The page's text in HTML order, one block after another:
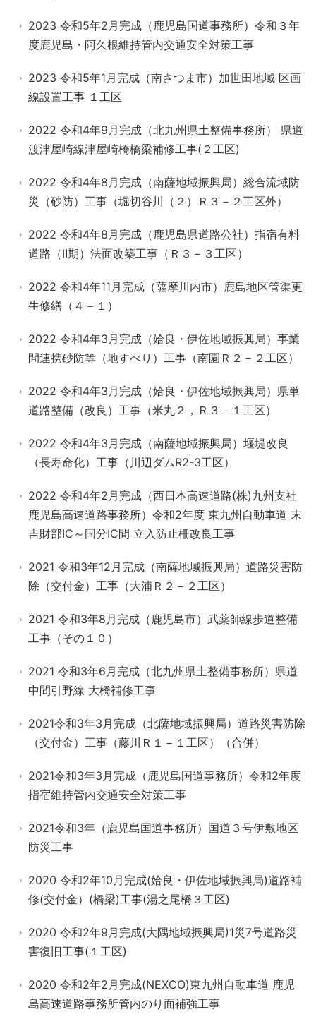
2023 令和5年2月完成（鹿児島国道事務所）令和３年
度鹿児島・阿久根維持管内交通安全対策工事
2023 令和5年1月完成（南さつま市）加世田地域 区画
線設置工事 １工区
2022 令和4年9月完成（北九州県土整備事務所） 県道
渡津屋崎線津屋崎橋橋梁補修工事(２工区)
2022 令和4年8月完成（南薩地域振興局）総合流域防
災（砂防）工事（堀切谷川（２）Ｒ３－２工区外）
2022 令和4年8月完成（鹿児島県道路公社）指宿有料
道路（Ⅱ期）法面改築工事（Ｒ３－３工区）
2022 令和4年11月完成（薩摩川内市）鹿島地区管渠更
生修繕（４－１）
2022 令和4年3月完成（姶良・伊佐地域振興局）事業
間連携砂防等（地すべり）工事（南園Ｒ２－２工区）
2022 令和4年3月完成（姶良・伊佐地域振興局）県単
道路整備（改良）工事（米丸２，Ｒ３－１工区）
2022 令和4年3月完成（南薩地域振興局）堰堤改良
（長寿命化）工事（川辺ダムR2-3工区）
2022 令和4年2月完成（西日本高速道路(株)九州支社
鹿児島高速道路事務所）令和2年度 東九州自動車道 末
吉財部IC～国分IC間 立入防止柵改良工事
2021 令和3年12月完成（南薩地域振興局）道路災害防
除（交付金）工事（大浦Ｒ２－２工区）
2021 令和3年8月完成（鹿児島市）武薬師線歩道整備
工事（その１０）
2021 令和3年6月完成（北九州県土整備事務所）県道
中間引野線 大橋補修工事
2021令和3年3月完成（北薩地域振興局）道路災害防除
（交付金）工事（藤川Ｒ１－１工区）（合併）
2021令和3年3月完成（鹿児島国道事務所）令和2年度
指宿維持管内交通安全対策工事
2021令和3年（鹿児島国道事務所）国道３号伊敷地区
防災工事
2020 令和2年10月完成(姶良・伊佐地域振興局)道路補
修(交付金）(橋梁)工事(湯之尾橋３工区)
2020 令和2年9月完成(大隅地域振興局)1災7号道路災
害復旧工事(１工区)
2020 令和2年2月完成(NEXCO)東九州自動車道 鹿児
島高速道路事務所管内のり面補強工事